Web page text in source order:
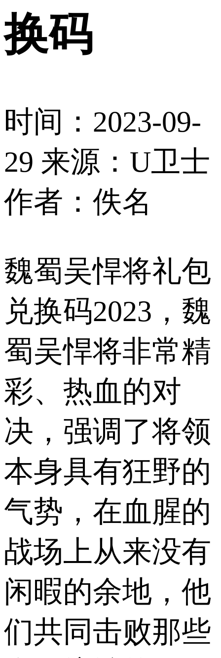
换码
时间：2023-09-
29 来源：U卫士
作者：佚名
魏蜀吴悍将礼包
兑换码2023，魏
蜀吴悍将非常精
彩、热血的对
决，强调了将领
本身具有狂野的
气势，在血腥的
战场上从来没有
闲暇的余地，他
们共同击败那些